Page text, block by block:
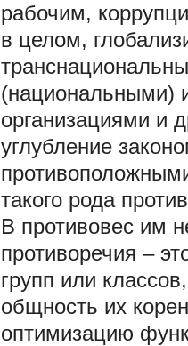
рабочим,
в целом,
(национальными)
организациями и
углубление
такого рода
В противовес им
противоречия –
групп или
общность их
оптимизацию